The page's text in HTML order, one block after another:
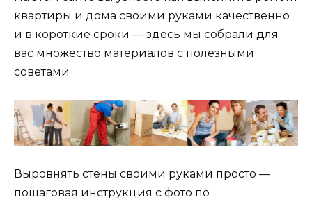
квартиры и дома своими руками качественно
и в короткие сроки — здесь мы собрали для
вас множество материалов с полезными
советами
Выровнять стены своими руками просто —
пошаговая инструкция с фото по